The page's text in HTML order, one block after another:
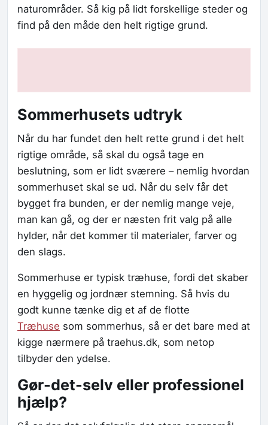
naturområder. Så kig på lidt forskellige steder og
find på den måde den helt rigtige grund.
Sommerhusets udtryk
Når du har fundet den helt rette grund i det helt
rigtige område, så skal du også tage en
beslutning, som er lidt sværere – nemlig hvordan
sommerhuset skal se ud. Når du selv får det
bygget fra bunden, er der nemlig mange veje,
man kan gå, og der er næsten frit valg på alle
hylder, når det kommer til materialer, farver og
den slags.
Sommerhuse er typisk træhuse, fordi det skaber
en hyggelig og jordnær stemning. Så hvis du
godt kunne tænke dig et af de flotte
Træhuse som sommerhus, så er det bare med at
kigge nærmere på traehus.dk, som netop
tilbyder den ydelse.
Gør-det-selv eller professionel
hjælp?